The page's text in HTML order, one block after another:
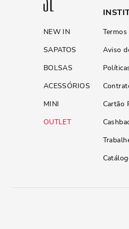
NEW IN
SAPATOS
BOLSAS
ACESSÓRIOS
MINI
OUTLET
Aviso
Cartão